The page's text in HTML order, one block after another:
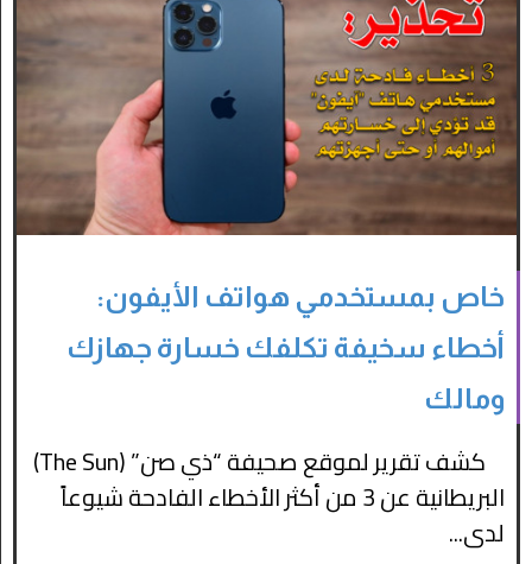
خاص بمستخدمي هواتف الأيفون:
أخطاء سخيفة تكلفك خسارة جهازك
ومالك
كشف تقرير لموقع صحيفة “ذي صن” (The Sun)
البريطانية عن 3 من أكثر الأخطاء الفادحة شيوعاً
لدى...